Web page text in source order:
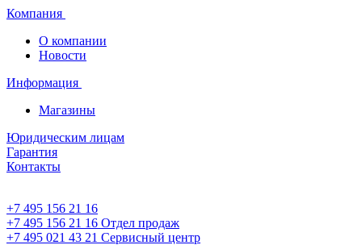
Компания
О компании
Новости
Информация
Магазины
Юридическим лицам
Гарантия
Контакты
+7 495 156 21 16
+7 495 156 21 16 Отдел продаж
+7 495 021 43 21 Cервисный центр